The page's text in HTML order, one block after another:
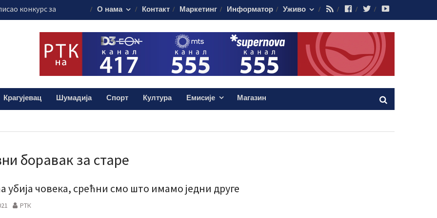
конкурс за
о Закону
и борби
за свих 30.000
О нама Контакт Маркетинг Информатор Уживо RSS FacebookTwitter
Крагујевац Шумадија Спорт Култура Емисије Магазин
боравак за старе
убија човека, срећни смо што имамо једни друге
РТК